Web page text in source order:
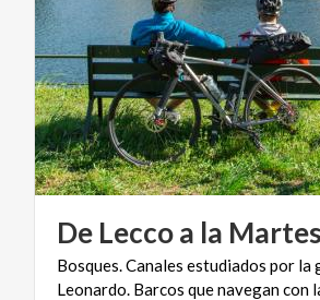
De Leccoa la
Bosques.Canales estudiados por la
Leonardo. Barcos quenavegancon